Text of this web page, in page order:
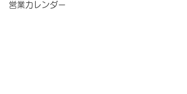
営業カレンダー